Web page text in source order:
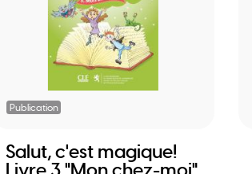
Publication
Salut, c'est magique!